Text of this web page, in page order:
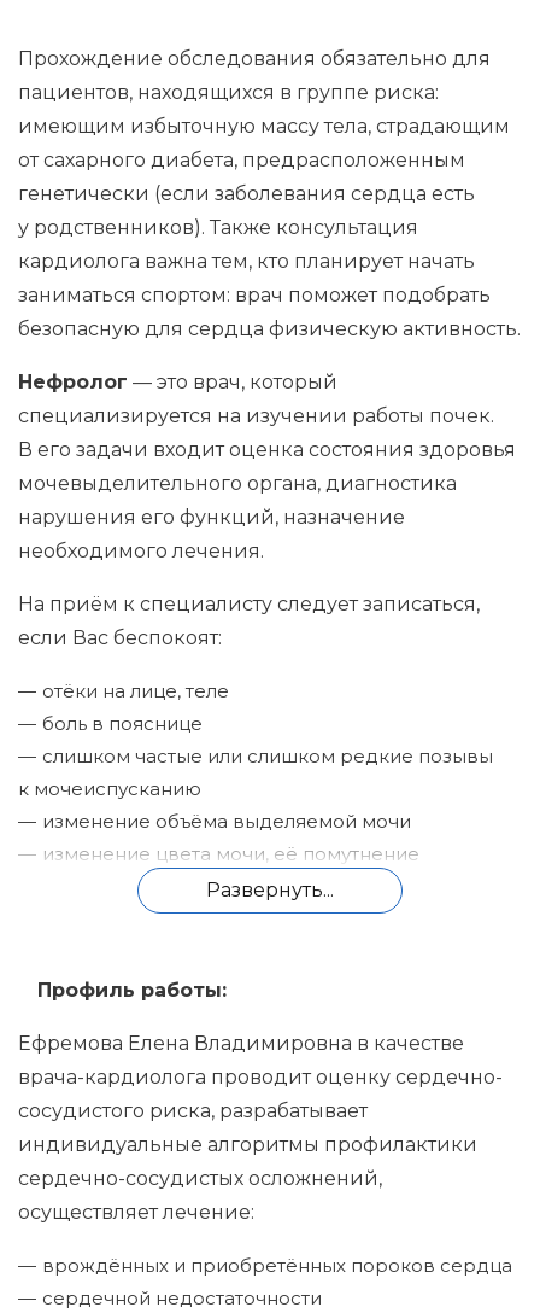
Прохождение обследования обязательно для
пациентов, находящихся в группе риска:
имеющим избыточную массу тела, страдающим
от сахарного диабета, предрасположенным
генетически (если заболевания сердца есть
у родственников). Также консультация
кардиолога важна тем, кто планирует начать
заниматься спортом: врач поможет подобрать
безопасную для сердца физическую активность.
Нефролог — это врач, который
специализируется на изучении работы почек.
В его задачи входит оценка состояния здоровья
мочевыделительного органа, диагностика
нарушения его функций, назначение
необходимого лечения.
На приём к специалисту следует записаться,
если Вас беспокоят:
отёки на лице, теле
боль в пояснице
слишком частые или слишком редкие позывы
к мочеиспусканию
изменение объёма выделяемой мочи
изменение цвета мочи, её помутнение
повышение артериального давления
постоянная жажда
бледность и пр.)
Развернуть...
Профиль работы:
Ефремова Елена Владимировна в качестве
врача-кардиолога проводит оценку сердечно-
сосудистого риска, разрабатывает
индивидуальные алгоритмы профилактики
сердечно-сосудистых осложнений,
осуществляет лечение:
врождённых и приобретённых пороков сердца
сердечной недостаточности